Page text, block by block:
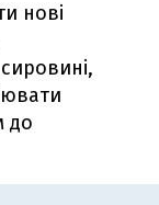
нові
до